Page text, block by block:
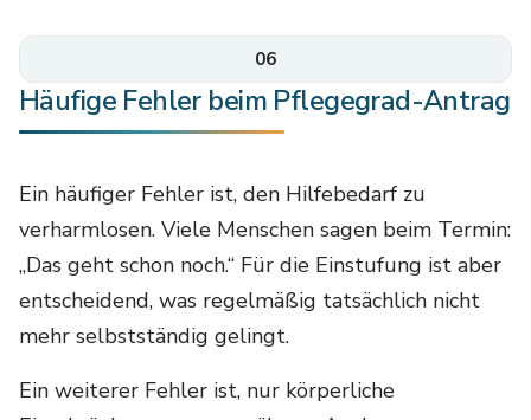
06
Häufige Fehler beim Pflegegrad-Antrag
Ein häufiger Fehler ist, den Hilfebedarf zu
verharmlosen. Viele Menschen sagen beim Termin:
„Das geht schon noch.“ Für die Einstufung ist aber
entscheidend, was regelmäßig tatsächlich nicht
mehr selbstständig gelingt.
Ein weiterer Fehler ist, nur körperliche